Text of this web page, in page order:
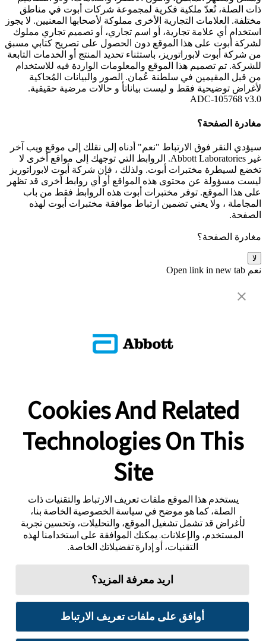
ذات الصلة، تُعدّ ملكية فكرية لمجموعة شركات أبوت في مناطق
مختلفة. العلامات التجارية الأخرى مملوكة لأصحابها المعنيين. لا يجوز
استخدام أي علامة تجارية، أو اسم تجاري، أو تصميم تجاري مملوك
لشركة أبوت على هذا الموقع دون الحصول على تصريح كتابي مسبق
من شركة أبوت لابوراتوريز، باستثناء تحديد المنتج أو الخدمات التابعة
للشركة. تم تصميم هذا الموقع والمعلومات الواردة فيه للاستخدام
من قبل المقيمين في سلطنة عُمان. الصور والبيانات المُحاكية
لأغراض توضيحية فقط و ليست بياناتأ و حالات مرضية حقيقية.
ADC-105768 v3.0
مغادرة الصفحة؟
سيؤدي النقر فوق الارتباط "نعم" أدناه إلى نقلك إلى موقع ويب آخر
غير Abbott Laboratories. الروابط التي توجهك إلى مواقع أخرى لا
تخضع لسيطرة مختبرات أبوت. ولذلك ، فإن شركة أبوت لابوراتوريز
ليست مسؤولة عن محتوى هذه المواقع أو أي روابط أخرى قد تظهر
على هذا الموقع. توفر مختبرات أبوت هذه الروابط فقط من باب
المجاملة ، ولا يعني تضمين ارتباط موافقة مختبرات أبوت لهذه
الصفحة.
مغادرة الصفحة؟
لا
نعم Open link in new tab
Cookies And Related
Technologies On This
Site
يستخدم هذا الموقع ملفات تعريف الارتباط والتقنيات ذات
الصلة، كما هو موضح في سياسة الخصوصية الخاصة بنا،
لأغراض قد تشمل تشغيل الموقع، والتحليلات، وتحسين تجربة
المستخدم، والإعلانات. يمكنك الموافقة على استخدامنا لهذه
التقنيات، أو إدارة تفضيلاتك الخاصة.
اريد معرفة المزيد؟
أوافق على ملفات تعريف الارتباط